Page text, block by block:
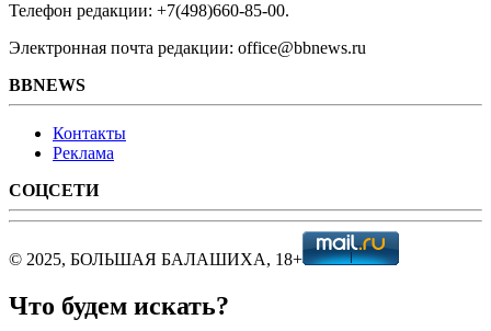
Телефон редакции: +7(498)660-85-00.
Электронная почта редакции: office@bbnews.ru
BBNEWS
Контакты
Реклама
СОЦСЕТИ
© 2025, БОЛЬШАЯ БАЛАШИХА, 18+
Что будем искать?